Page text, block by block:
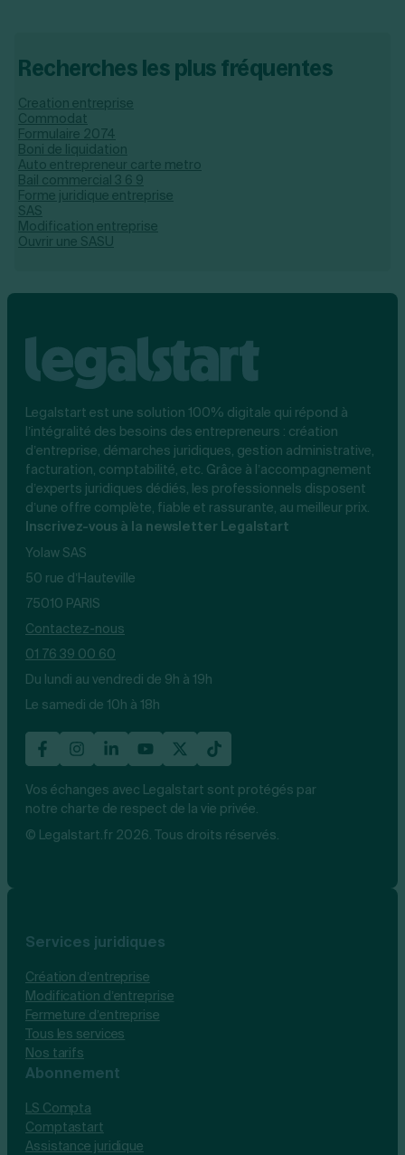
Recherches les plus fréquentes
Creation entreprise
Commodat
Formulaire 2074
Boni de liquidation
Auto entrepreneur carte metro​
Bail commercial 3 6 9
Forme juridique entreprise
SAS
Modification entreprise
Ouvrir une SASU
Legalstart est une solution 100% digitale qui répond à
l’intégralité des besoins des entrepreneurs : création
d’entreprise, démarches juridiques, gestion administrative,
facturation, comptabilité, etc. Grâce à l’accompagnement
d’experts juridiques dédiés, les professionnels disposent
d’une offre complète, fiable et rassurante, au meilleur prix.
Inscrivez-vous à la newsletter Legalstart
Yolaw SAS
50 rue d’Hauteville
75010 PARIS
Contactez-nous
01 76 39 00 60
Du lundi au vendredi de 9h à 19h
Le samedi de 10h à 18h
Vos échanges avec Legalstart sont protégés par
notre charte de respect de la vie privée.
© Legalstart.fr 2026. Tous droits réservés.
Services juridiques
Création d’entreprise
Modification d’entreprise
Fermeture d’entreprise
Tous les services
Nos tarifs
Abonnement
LS Compta
Comptastart
Assistance juridique